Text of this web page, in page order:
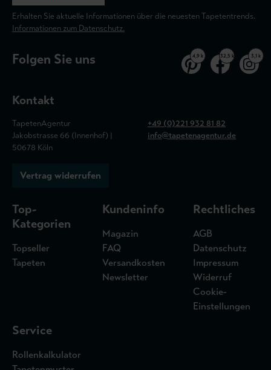
Erhalten Sie aktuelle Informationen über die neuesten Tapetentrends.
Informationen zum Datenschutz.
Folgen Sie uns 4,9 k 32,5 k 3,1 k
Kontakt
TapetenAgentur
Jakobstrasse 66 (Innenhof) |
50678 Köln
+49 (0)221 932 81 82
info@tapetenagentur.de
Vertrag widerrufen
Top-
Kategorien
Topseller
Tapeten
Kundeninfo
Magazin
FAQ
Versandkosten
Newsletter
Rechtliches
AGB
Datenschutz
Impressum
Widerruf
Cookie-
Einstellungen
Service
Rollenkalkulator